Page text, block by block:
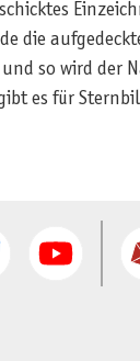
die
so wird der
es für